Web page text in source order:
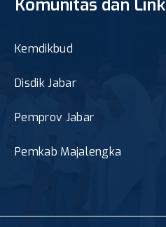
Komunitas dan Link
Kemdikbud
Disdik Jabar
Pemprov Jabar
Pemkab Majalengka